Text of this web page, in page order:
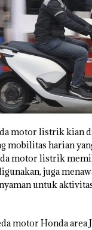
motor listrik kian
mobilitas harian
motor listrik
juga
untuk
motor Honda area